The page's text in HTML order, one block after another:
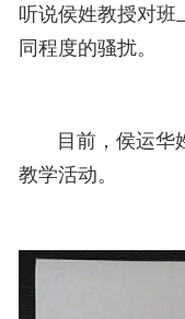
听说侯姓教授对班
同程度的骚扰。
目前，侯运华姓
教学活动。